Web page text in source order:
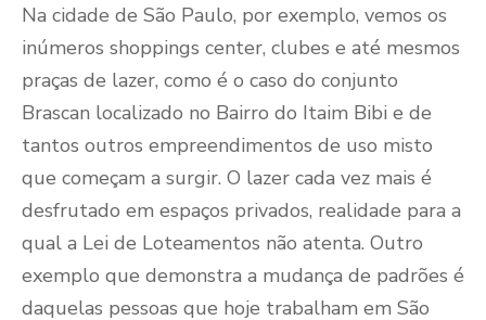
Na cidade de São Paulo, por exemplo, vemos os
inúmeros shoppings center, clubes e até mesmos
praças de lazer, como é o caso do conjunto
Brascan localizado no Bairro do Itaim Bibi e de
tantos outros empreendimentos de uso misto
que começam a surgir. O lazer cada vez mais é
desfrutado em espaços privados, realidade para a
qual a Lei de Loteamentos não atenta. Outro
exemplo que demonstra a mudança de padrões é
daquelas pessoas que hoje trabalham em São